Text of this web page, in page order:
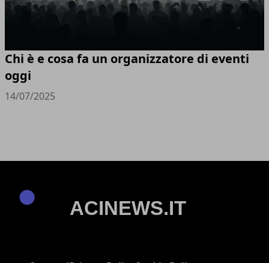
Chi è e cosa fa un organizzatore di eventi
oggi
14/07/2025